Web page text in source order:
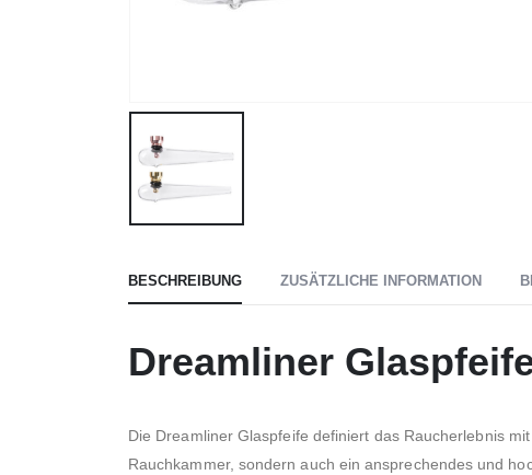
BESCHREIBUNG ZUSÄTZLICHE INFORMATION
Dreamliner
Die Dreamliner Glaspfeife definiert das Raucherlebnis
Rauchkammer, sondern auch ein ansprechendes und